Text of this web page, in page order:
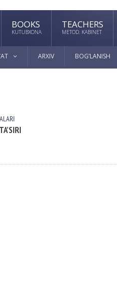
BOOKS
KUTUBXONA
TEACHERS
METOD. KABINET
ARXIV BOG’LANISH